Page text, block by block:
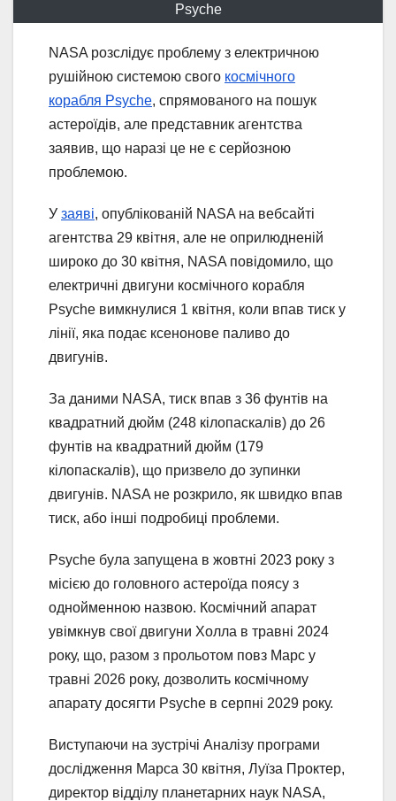
Psyche
NASA розслідує проблему з електричною
рушійною системою свого космічного
корабля Psyche, спрямованого на пошук
астероїдів, але представник агентства
заявив, що наразі це не є серйозною
проблемою.
У заяві, опублікованій NASA на вебсайті
агентства 29 квітня, але не оприлюдненій
широко до 30 квітня, NASA повідомило, що
електричні двигуни космічного корабля
Psyche вимкнулися 1 квітня, коли впав тиск у
лінії, яка подає ксенонове паливо до
двигунів.
За даними NASA, тиск впав з 36 фунтів на
квадратний дюйм (248 кілопаскалів) до 26
фунтів на квадратний дюйм (179
кілопаскалів), що призвело до зупинки
двигунів. NASA не розкрило, як швидко впав
тиск, або інші подробиці проблеми.
Psyche була запущена в жовтні 2023 року з
місією до головного астероїда поясу з
однойменною назвою. Космічний апарат
увімкнув свої двигуни Холла в травні 2024
року, що, разом з прольотом повз Марс у
травні 2026 року, дозволить космічному
апарату досягти Psyche в серпні 2029 року.
Виступаючи на зустрічі Аналізу програми
дослідження Марса 30 квітня, Луїза Проктер,
директор відділу планетарних наук NASA,